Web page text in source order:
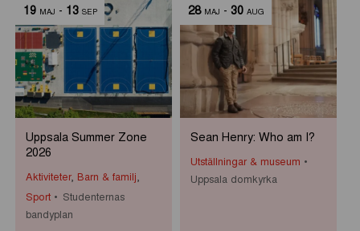
19 MAJ - 13 SEP
Uppsala Summer Zone
2026
Aktiviteter, Barn & familj,
Sport
Studenternas
bandyplan
28 MAJ - 30 AUG
Sean Henry: Who am I?
Utställningar & museum
Uppsala domkyrka